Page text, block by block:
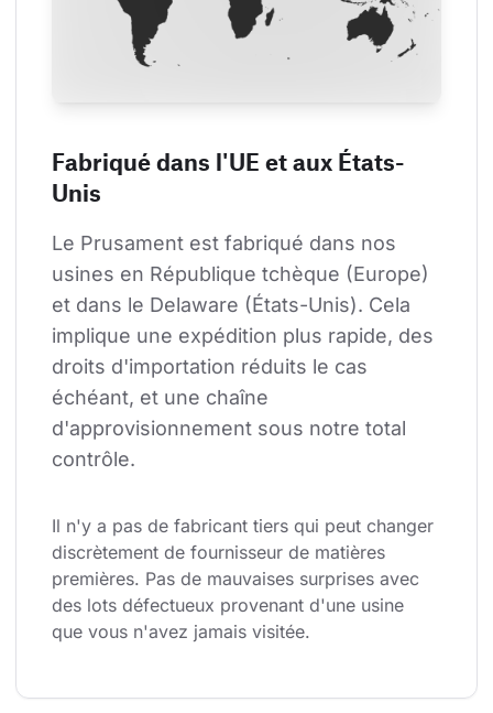
Fabriqué dans l'UE et aux États-
Unis
Le Prusament est fabriqué dans nos
usines en République tchèque (Europe)
et dans le Delaware (États-Unis). Cela
implique une expédition plus rapide, des
droits d'importation réduits le cas
échéant, et une chaîne
d'approvisionnement sous notre total
contrôle.
Il n'y a pas de fabricant tiers qui peut changer
discrètement de fournisseur de matières
premières. Pas de mauvaises surprises avec
des lots défectueux provenant d'une usine
que vous n'avez jamais visitée.